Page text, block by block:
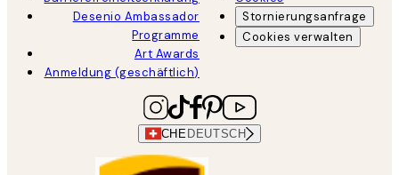
Desenio Ambassador
Programme
Art Awards
Anmeldung (geschäftlich)
Stornierungsanfrage
Cookies verwalten
CHE DEUTSCH